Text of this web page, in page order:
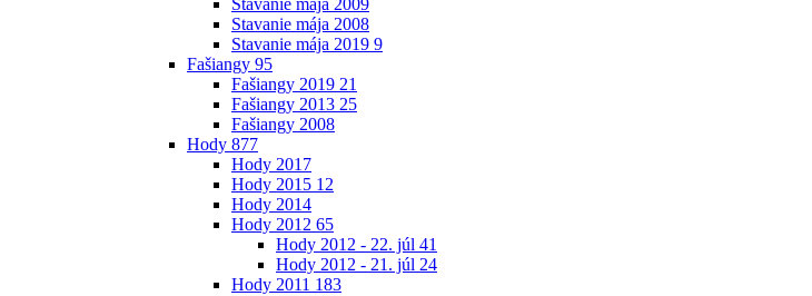
Stavanie mája 2009
Stavanie mája 2008
Stavanie mája 2019 9
Fašiangy 95
Fašiangy 2019 21
Fašiangy 2013 25
Fašiangy 2008
Hody 877
Hody 2017
Hody 2015 12
Hody 2014
Hody 2012 65
Hody 2012 - 22. júl 41
Hody 2012 - 21. júl 24
Hody 2011 183